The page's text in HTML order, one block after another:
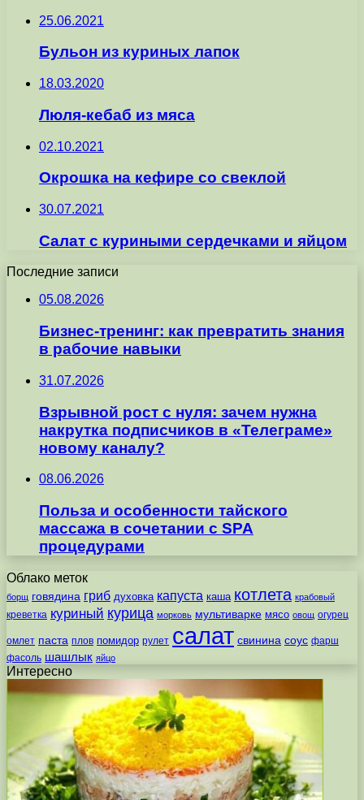
25.06.2021
Бульон из куриных лапок
18.03.2020
Люля-кебаб из мяса
02.10.2021
Окрошка на кефире со свеклой
30.07.2021
Салат с куриными сердечками и яйцом
Последние записи
05.08.2026
Бизнес-тренинг: как превратить знания
в рабочие навыки
31.07.2026
Взрывной рост с нуля: зачем нужна
накрутка подписчиков в «Телеграме»
новому каналу?
08.06.2026
Польза и особенности тайского
массажа в сочетании с SPA
процедурами
Облако меток
борщ говядина гриб духовка капуста каша котлета крабовый
креветка куриный курица морковь мультиварке мясо овощ огурец
омлет паста плов помидор рулет салат свинина соус фарш
фасоль шашлык яйцо
Интересно